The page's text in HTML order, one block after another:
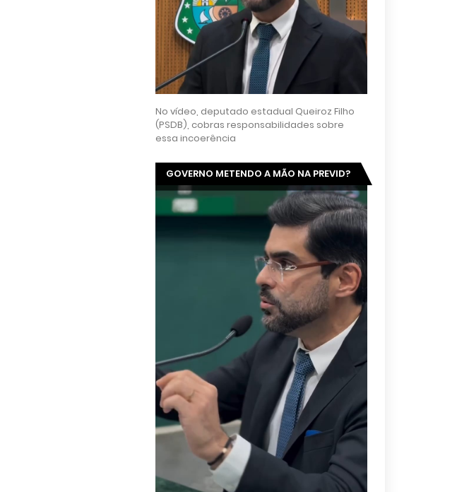
No vídeo, deputado estadual Queiroz Filho
(PSDB), cobras responsabilidades sobre
essa incoerência
GOVERNO METENDO A MÃO NA PREVID?